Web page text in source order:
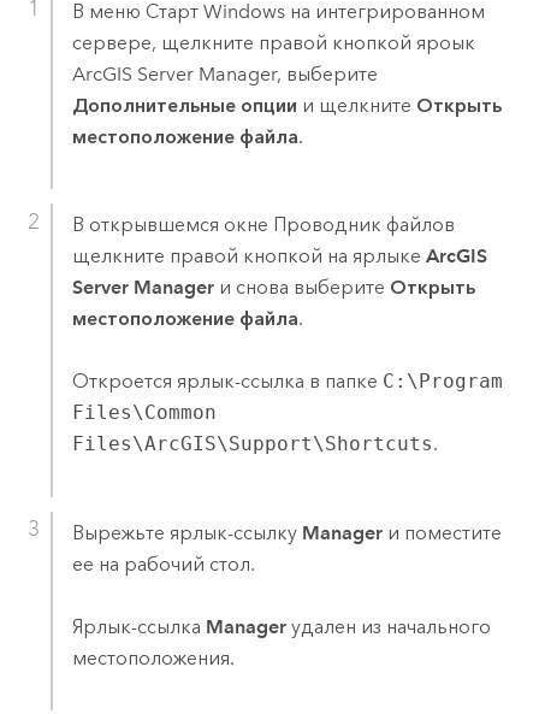
В меню Старт Windowsна интегрированном
сервере, щелкните правой кнопкой яроык
ArcGIS Server Manager, выберите
Дополнительные опции и щелкните Открыть
местоположение файла.
В открывшемся окне Проводник файлов
щелкните правой кнопкой на ярлыке ArcGIS
Server Managerи снова выберите Открыть
местоположение файла.
Откроется ярлык-ссылка в папке C:\Program
Files\Common
Files\ArcGIS\Support\Shortcuts.
Вырежьте ярлык-ссылку Managerи поместите
ее на рабочий стол.
Ярлык-ссылка Managerудален из начального
местоположения.